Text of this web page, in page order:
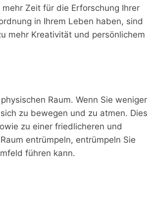
Zeit für die Erforschung Ihrer
in Ihrem Leben haben, sind
mehr Kreativität und persönlichem
Raum. Wenn Sie weniger
zu bewegen und zu atmen. Dies
zu einer friedlicheren und
entrümpeln, entrümpeln Sie
führen kann.